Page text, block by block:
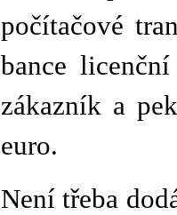
počítačové
bance
zákazník a
euro.
Není třeba